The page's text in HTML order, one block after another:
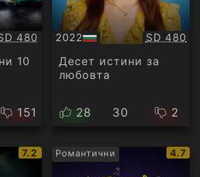
480
10
151
2022
БГ
аудио
SD 480
Десет истини за
любовта
28 30 2
IMDb
рейтинг:
7.2 Романтични
IMDb
4.7